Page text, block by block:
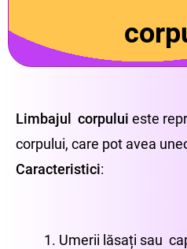
Limbajul corpului este
corpului, care pot avea
Caracteristici:
Umerii lăsați sau